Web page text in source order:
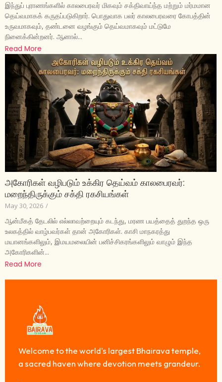
இந்துப் புராணங்களில் காலபைரவர் மிகவும் சக்திவாய்ந்த மற்றும் மர்மமான
தெய்வமாகக் கருதப்படுகிறார். பொதுவாக பலர் காலபைரவரை கோபத்தின்
உருவமாகவும், தண்டனை வழங்கும் தெய்வமாகவும் மட்டுமே
நினைக்கின்றனர். ஆனால்...
Read More
அகோரிகள் வழிபடும் உக்கிர தெய்வம் காலபைரவர்:
மறைந்திருக்கும் சக்தி ரகசியங்கள்
May 30, 2026 /
ஆன்மீகத் தேடலில் எல்லாவற்றையும் கடந்து, மரண பயத்தைத் துறந்த ஒரு
உலகத்தில் வாழ்பவர்கள் தான் அகோரிகள். காசி மாநகரத்து
மயானங்களிலும், இமயமலையின் பனிச்சிகரங்களிலும் வாழும் இந்த
அகோரிகளின்...
Read More
Welcome to the world's largest Bhairava temple,
a sacred haven where devotion meets grandeur.